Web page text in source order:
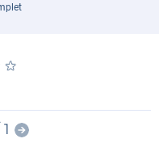
prix de seulement
★
★